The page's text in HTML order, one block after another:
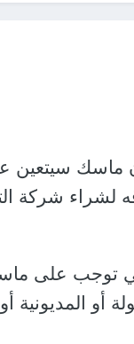
ماسك سيتعين
لشراء شركة
توجب على
أو